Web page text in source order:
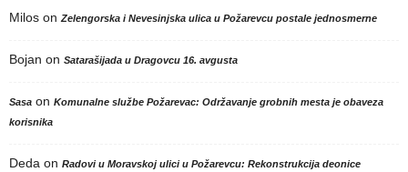
Milos on Zelengorska i Nevesinjska ulica u Požarevcu postale jednosmerne
Bojan on Satarašijada u Dragovcu 16. avgusta
Sasa on Komunalne službe Požarevac: Održavanje grobnih mesta je obaveza
korisnika
Deda on Radovi u Moravskoj ulici u Požarevcu: Rekonstrukcija deonice